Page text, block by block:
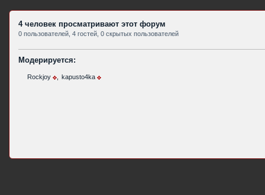
4 человек просматривают этот форум
0 пользователей, 4 гостей, 0 скрытых пользователей
Модерируется:
Rockjoy kapusto4ka